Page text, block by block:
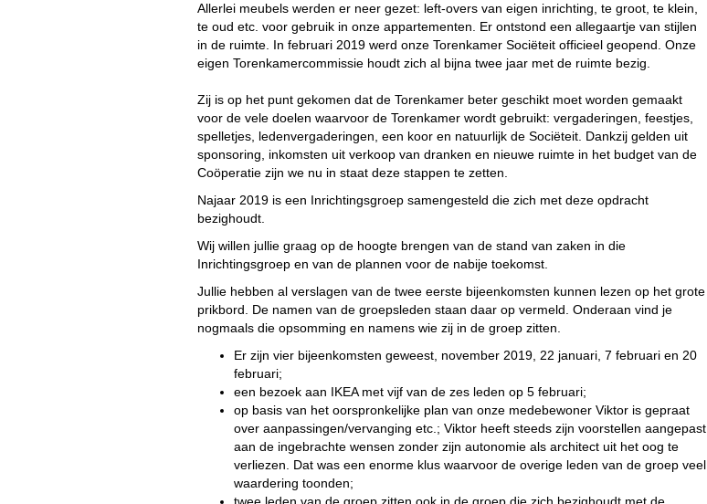
Allerlei meubels werden er neer gezet: left-overs van eigen inrichting, te groot, te klein,
te oud etc. voor gebruik in onze appartementen. Er ontstond een allegaartje van stijlen
in de ruimte. In februari 2019 werd onze Torenkamer Sociëteit officieel geopend. Onze
eigen Torenkamercommissie houdt zich al bijna twee jaar met de ruimte bezig.
Zij is op het punt gekomen dat de Torenkamer beter geschikt moet worden gemaakt
voor de vele doelen waarvoor de Torenkamer wordt gebruikt: vergaderingen, feestjes,
spelletjes, ledenvergaderingen, een koor en natuurlijk de Sociëteit. Dankzij gelden uit
sponsoring, inkomsten uit verkoop van dranken en nieuwe ruimte in het budget van de
Coöperatie zijn we nu in staat deze stappen te zetten.
Najaar 2019 is een Inrichtingsgroep samengesteld die zich met deze opdracht
bezighoudt.
Wij willen jullie graag op de hoogte brengen van de stand van zaken in die
Inrichtingsgroep en van de plannen voor de nabije toekomst.
Jullie hebben al verslagen van de twee eerste bijeenkomsten kunnen lezen op het grote
prikbord. De namen van de groepsleden staan daar op vermeld. Onderaan vind je
nogmaals die opsomming en namens wie zij in de groep zitten.
Er zijn vier bijeenkomsten geweest, november 2019, 22 januari, 7 februari en 20
februari;
een bezoek aan IKEA met vijf van de zes leden op 5 februari;
op basis van het oorspronkelijke plan van onze medebewoner Viktor is gepraat
over aanpassingen/vervanging etc.; Viktor heeft steeds zijn voorstellen aangepast
aan de ingebrachte wensen zonder zijn autonomie als architect uit het oog te
verliezen. Dat was een enorme klus waarvoor de overige leden van de groep veel
waardering toonden;